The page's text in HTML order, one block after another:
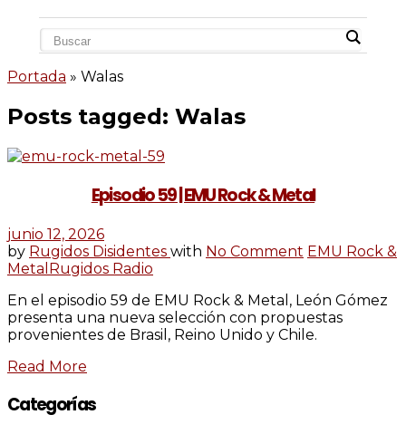
Portada » Walas
Posts tagged: Walas
Episodio 59 | EMU Rock & Metal
junio 12, 2026
by Rugidos Disidentes with No Comment EMU Rock &
Metal Rugidos Radio
En el episodio 59 de EMU Rock & Metal, León Gómez
presenta una nueva selección con propuestas
provenientes de Brasil, Reino Unido y Chile.
Read More
Categorías